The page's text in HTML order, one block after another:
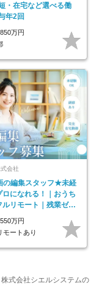
・在宅など選べる働
年2回
万円
会社
の編集スタッフ★未経
ロになれる！｜おうち
ルリモート｜残業ゼロ
勤◎
万円
モートあり
株式会社シエルシステムの